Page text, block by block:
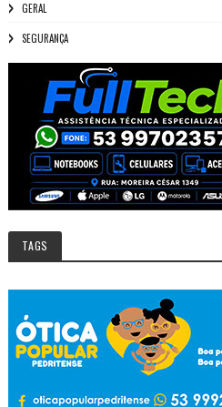
GERAL
SEGURANÇA
TAGS